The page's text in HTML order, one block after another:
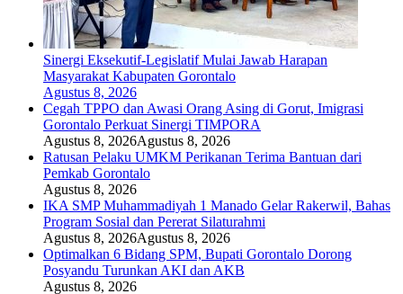
Sinergi Eksekutif-Legislatif Mulai Jawab Harapan
Masyarakat Kabupaten Gorontalo
Agustus 8, 2026
Cegah TPPO dan Awasi Orang Asing di Gorut, Imigrasi
Gorontalo Perkuat Sinergi TIMPORA
Agustus 8, 2026Agustus 8, 2026
Ratusan Pelaku UMKM Perikanan Terima Bantuan dari
Pemkab Gorontalo
Agustus 8, 2026
IKA SMP Muhammadiyah 1 Manado Gelar Rakerwil, Bahas
Program Sosial dan Pererat Silaturahmi
Agustus 8, 2026Agustus 8, 2026
Optimalkan 6 Bidang SPM, Bupati Gorontalo Dorong
Posyandu Turunkan AKI dan AKB
Agustus 8, 2026